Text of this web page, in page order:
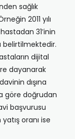
sağlık
2011 yılı
31’inin
belirtilmektedir.
dijital
dayanarak
dışına
göre doğrudan
başvurusu
oranı ise